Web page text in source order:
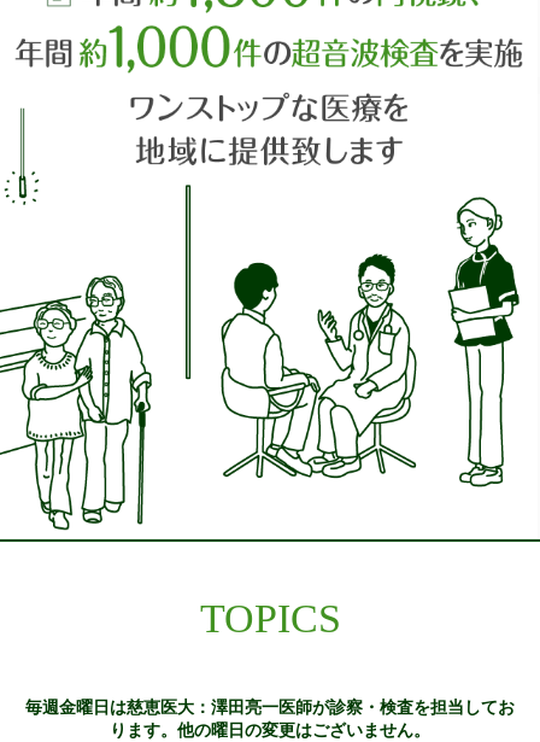
TOPICS
毎週金曜日は慈恵医大：澤田亮一医師が診察・検査を担当してお
ります。他の曜日の変更はございません。